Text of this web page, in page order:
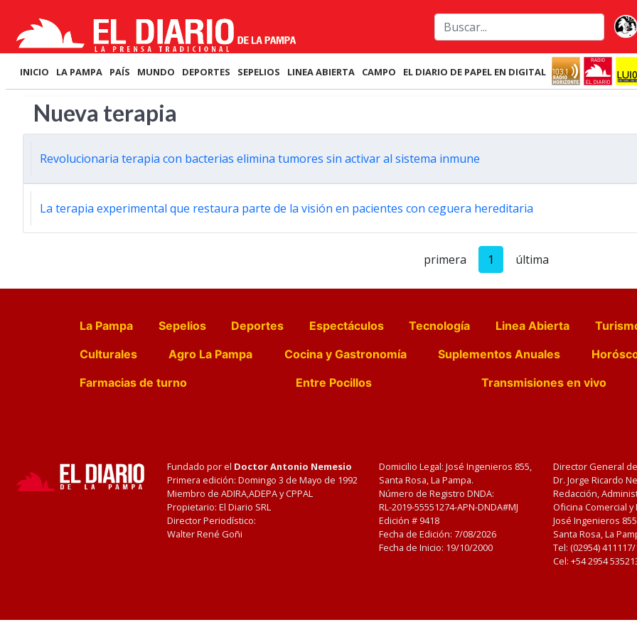
INICIO LA PAMPA PAÍS MUNDO DEPORTES SEPELIOS LINEA ABIERTA CAMPO EL DIARIO DE PAPEL EN DIGITAL
Nueva terapia
Revolucionaria terapia con bacterias elimina tumores sin activar al sistema inmune
La terapia experimental que restaura parte de la visión en pacientes con ceguera hereditaria
primera 1 última
La Pampa Sepelios Deportes Espectáculos Tecnología Linea Abierta
Culturales
Agro La Pampa Cocina y Gastronomía Suplementos Anuales
Farmacias de turno
Entre Pocillos Transmisiones en vivo
Fundado por el Doctor Antonio Nemesio
Primera edición: Domingo 3 de Mayo de 1992
Miembro de ADIRA,ADEPA y CPPAL
Propietario: El Diario SRL
Director Periodístico:
Walter René Goñi
Domicilio Legal: José Ingenieros 855,
Santa Rosa, La Pampa.
Número de Registro DNDA:
RL-2019-55551274-APN-DNDA#MJ
Edición # 9418
Fecha de Edición: 7/08/2026
Fecha de Inicio: 19/10/2000
Director General
Dr. Jorge Ricardo
Redacción,
Oficina Comercial
José Ingenieros
Santa Rosa, La
Tel: (02954)
Cel: +54 2954